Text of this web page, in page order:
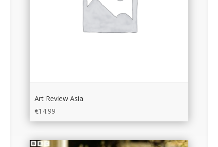
Art Review Asia
€14.99